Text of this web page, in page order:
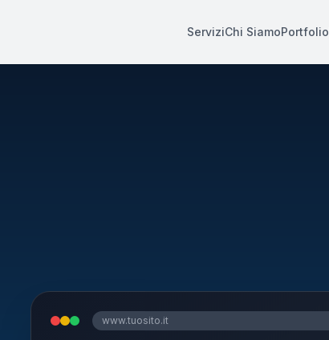
ServiziChi SiamoPortfolio
www.tuosito.it